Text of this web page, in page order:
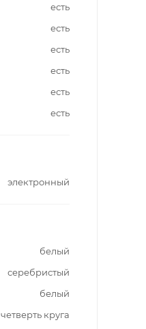
есть
есть
есть
есть
есть
есть
электронный
белый
серебристый
белый
четверть круга